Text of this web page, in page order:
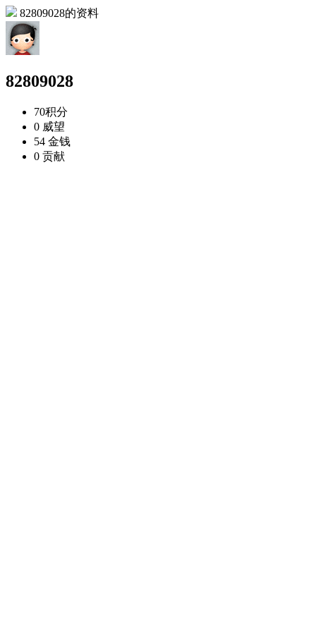
82809028的资料
82809028
70积分
0 威望
54 金钱
0 贡献